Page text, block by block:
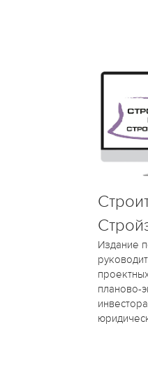
Издание
планово-